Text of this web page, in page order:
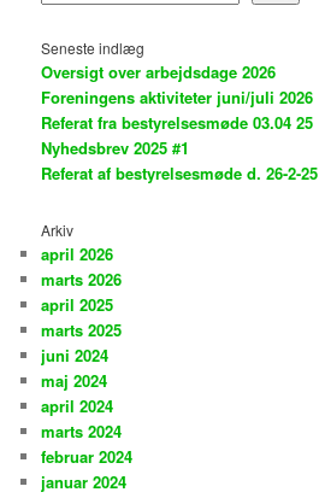
Seneste indlæg
Oversigt over arbejdsdage 2026
Foreningens aktiviteter juni/juli 2026
Referat fra bestyrelsesmøde 03.04 25
Nyhedsbrev 2025 #1
Referat af bestyrelsesmøde d. 26-2-25
Arkiv
april 2026
marts 2026
april 2025
marts 2025
juni 2024
maj 2024
april 2024
marts 2024
februar 2024
januar 2024